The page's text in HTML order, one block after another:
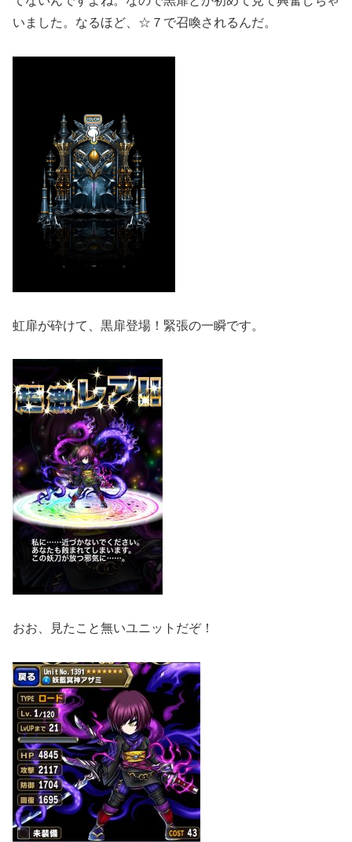
いました。なるほど、☆７で召喚されるんだ。
虹扉が砕けて、黒扉登場！緊張の一瞬です。
おお、見たこと無いユニットだぞ！